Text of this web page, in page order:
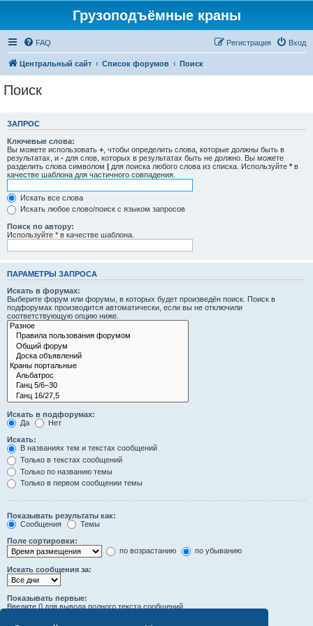
Грузоподъёмные краны
FAQ Вход
Регистрация
Центральный сайт Список форумов Поиск
Поиск
ЗАПРОС
Ключевые слова:
Вы можете использовать + , чтобы определить слова, которые должны быть в
результатах, и - для слов, которых в результатах быть не должно. Вы можете
разделить слова символом | для поиска любого слова из списка. Используйте * в
качестве шаблона для частичного совпадения.
Искать все слова
Искать любое слово/поиск с языком запросов
Поиск по автору:
Используйте * в качестве шаблона.
ПАРАМЕТРЫ ЗАПРОСА
Искать в форумах:
Выберите форум или форумы, в которых будет произведён поиск. Поиск в
подфорумах производится автоматически, если вы не отключили
соответствующую опцию ниже.
Искать в подфорумах:
Да
Нет
Искать:
В названиях тем и текстах сообщений
Только в текстах сообщений
Только по названию темы
Только в первом сообщении темы
Показывать результаты как:
Сообщения
Темы
Поле сортировки:
по возрастанию
по убыванию
Искать сообщения за:
Показывать первые:
Введите 0 для вывода полного текста сообщений.